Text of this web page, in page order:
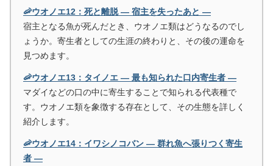
🦐ウオノエ12：死と離脱 ― 宿主を失ったあと ―
宿主となる魚が死んだとき、ウオノエ類はどうなるのでし
ょうか。寄生者としての生涯の終わりと、その後の運命を
見つめます。
🦐ウオノエ13：タイノエ ― 最も知られた口内寄生者 ―
マダイなどの口の中に寄生することで知られる代表種で
す。ウオノエ類を象徴する存在として、その生態を詳しく
紹介します。
🦐ウオノエ14：イワシノコバン ― 群れ魚へ張りつく寄生
者 ―